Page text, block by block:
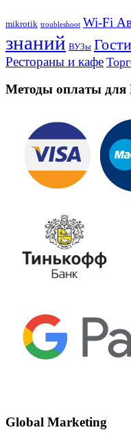
mikrotik troubleshoot Wi-Fi
знаний ВУЗы
Рестораны и кафе
Методы оплаты
Global Marketing